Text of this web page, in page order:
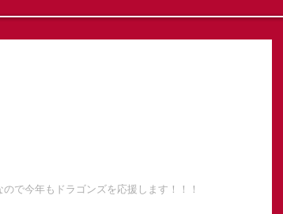
で今年もドラゴンズを応援します！！！